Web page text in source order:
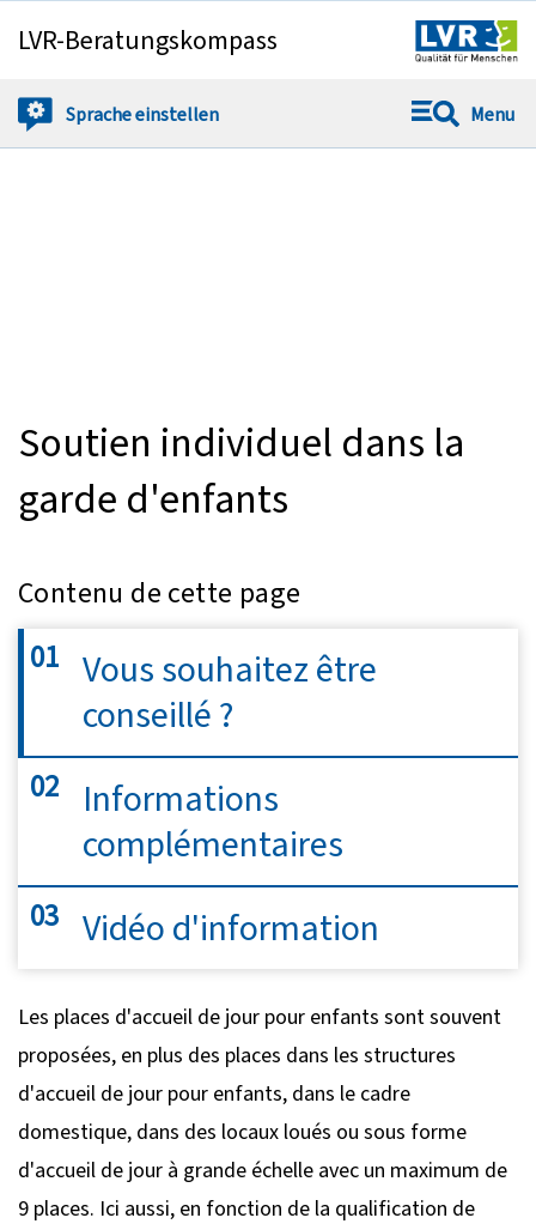
Sauter
LVR-Beratungskompass
Spracheeinstellen Menu
Soutien individuel dans la
garde d'enfants
Contenu de cette page
Vous souhaitez être
conseillé ?
Informations
complémentaires
Vidéo d'information
Les places d'accueil de jour pour enfants sont souvent
proposées, en plus des places dans les structures
d'accueil de jour pour enfants, dans le cadre
domestique, dans des locaux loués ou sous forme
d'accueil de jour à grande échelle avec un maximum de
9 places. Ici aussi, en fonction de la qualification de